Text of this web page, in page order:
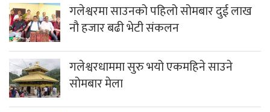
गलेश्वरमा साउनको पहिलो सोमबार दुई लाख
नौ हजार बढी भेटी संकलन
गलेश्वरधाममा सुरु भयो एकमहिने साउने
सोमबार मेला